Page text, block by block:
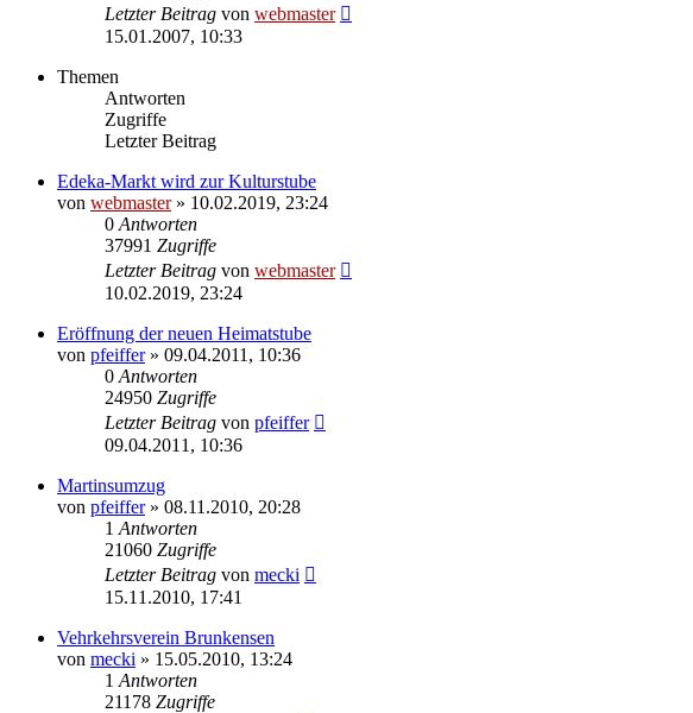
Letzter Beitrag von webmaster
15.01.2007, 10:33
Themen
Antworten
Zugriffe
Letzter Beitrag
Edeka-Markt wird zur Kulturstube
von webmaster» 10.02.2019, 23:24
0 Antworten
37991 Zugriffe
Letzter Beitrag von webmaster
10.02.2019, 23:24
Eröffnung der neuen Heimatstube
von pfeiffer» 09.04.2011, 10:36
0 Antworten
24950 Zugriffe
Letzter Beitrag von pfeiffer
09.04.2011, 10:36
Martinsumzug
von pfeiffer» 08.11.2010, 20:28
1 Antworten
21060 Zugriffe
Letzter Beitrag von mecki
15.11.2010, 17:41
Vehrkehrsverein Brunkensen
von mecki » 15.05.2010, 13:24
1 Antworten
21178 Zugriffe